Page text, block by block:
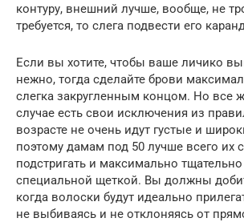
контуру, внешний лучше, вообще, не
требуется, то слега подвести его
Если вы хотите, чтобы ваше личико
нежно, тогда сделайте брови
слегка закругленным концом. Но все
случае есть свои исключения из
возрасте не очень идут густые и
поэтому дамам под 50 лучше всего их
подстригать и максимально
специальной щеткой. Вы должны
когда волоски будут идеально
не выбиваясь и не отклоняясь от